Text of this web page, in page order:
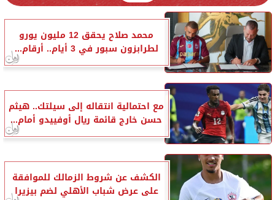
محمد صلاح يحقق 12 مليون يورو
لطرابزون سبور في 3 أيام.. أرقام...
مع احتمالية انتقاله إلى سيلتك.. هيثم
حسن خارج قائمة ريال أوفييدو أمام...
الكشف عن شروط الزمالك للموافقة
على عرض شباب الأهلي لضم بيزيرا